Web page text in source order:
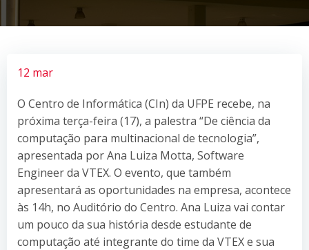
12 mar
O Centro de Informática (CIn) da UFPE recebe, na
próxima terça-feira (17), a palestra “De ciência da
computação para multinacional de tecnologia”,
apresentada por Ana Luiza Motta, Software
Engineer da VTEX. O evento, que também
apresentará as oportunidades na empresa, acontece
às 14h, no Auditório do Centro. Ana Luiza vai contar
um pouco da sua história desde estudante de
computação até integrante do time da VTEX e sua